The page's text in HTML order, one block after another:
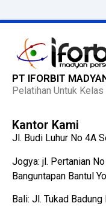
PT IFORBIT
Pelatihan Untuk
Kantor Kami
Jl. Budi Luhur No 4A
Jogya: jl. Pertanian
Banguntapan Bantul
Bali: Jl. Tukad Badung